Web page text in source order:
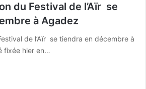
du Festival de l’Aïr se
à Agadez
de l’Aïr se tiendra en décembre à
fixée hier en…